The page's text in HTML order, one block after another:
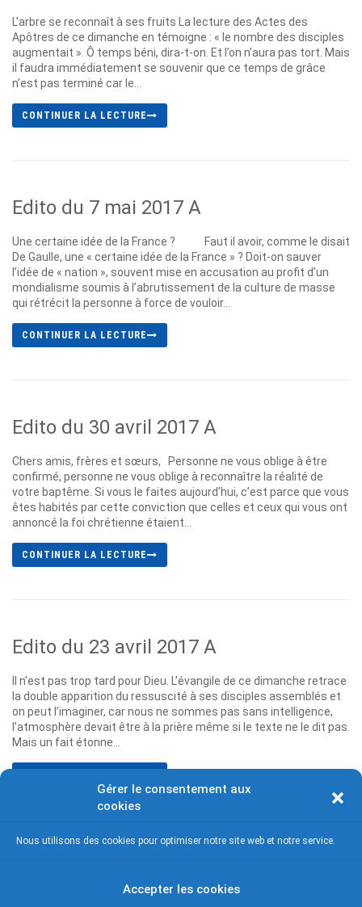
Gérer le consentement aux
cookies
Nous utilisons des cookies pour optimiser notre site web et notre service.
Accepter les cookies
L’arbre se reconnaît à ses fruits La lecture des Actes des
Apôtres de ce dimanche en témoigne : « le nombre des disciples
augmentait ». Ô temps béni, dira-t-on. Et l’on n’aura pas tort. Mais
il faudra immédiatement se souvenir que ce temps de grâce
n’est pas terminé car le...
CONTINUER LA LECTURE
Edito du 7 mai 2017 A
Une certaine idée de la France ? Faut il avoir, comme le disait
De Gaulle, une « certaine idée de la France » ? Doit-on sauver
l’idée de « nation », souvent mise en accusation au profit d’un
mondialisme soumis à l’abrutissement de la culture de masse
qui rétrécit la personne à force de vouloir...
CONTINUER LA LECTURE
Edito du 30 avril 2017 A
Chers amis, frères et sœurs, Personne ne vous oblige à être
confirmé, personne ne vous oblige à reconnaître la réalité de
votre baptême. Si vous le faites aujourd’hui, c’est parce que vous
êtes habités par cette conviction que celles et ceux qui vous ont
annoncé la foi chrétienne étaient...
CONTINUER LA LECTURE
Edito du 23 avril 2017 A
Il n’est pas trop tard pour Dieu. L’évangile de ce dimanche retrace
la double apparition du ressuscité à ses disciples assemblés et
on peut l’imaginer, car nous ne sommes pas sans intelligence,
l’atmosphère devait être à la prière même si le texte ne le dit pas.
Mais un fait étonne...